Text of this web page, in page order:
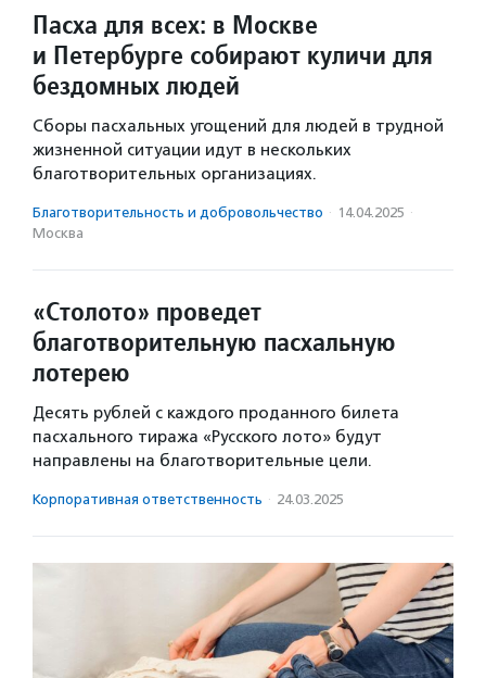
Пасха для всех: в Москве
и Петербурге собирают куличи для
бездомных людей
Сборы пасхальных угощений для людей в трудной
жизненной ситуации идут в нескольких
благотворительных организациях.
Благотвори­тель­ность и доброволь­чест­во · 14.04.2025 ·
Москва
«Столото» проведет
благотворительную пасхальную
лотерею
Десять рублей с каждого проданного билета
пасхального тиража «Русского лото» будут
направлены на благотворительные цели.
Корпоративная ответственность · 24.03.2025